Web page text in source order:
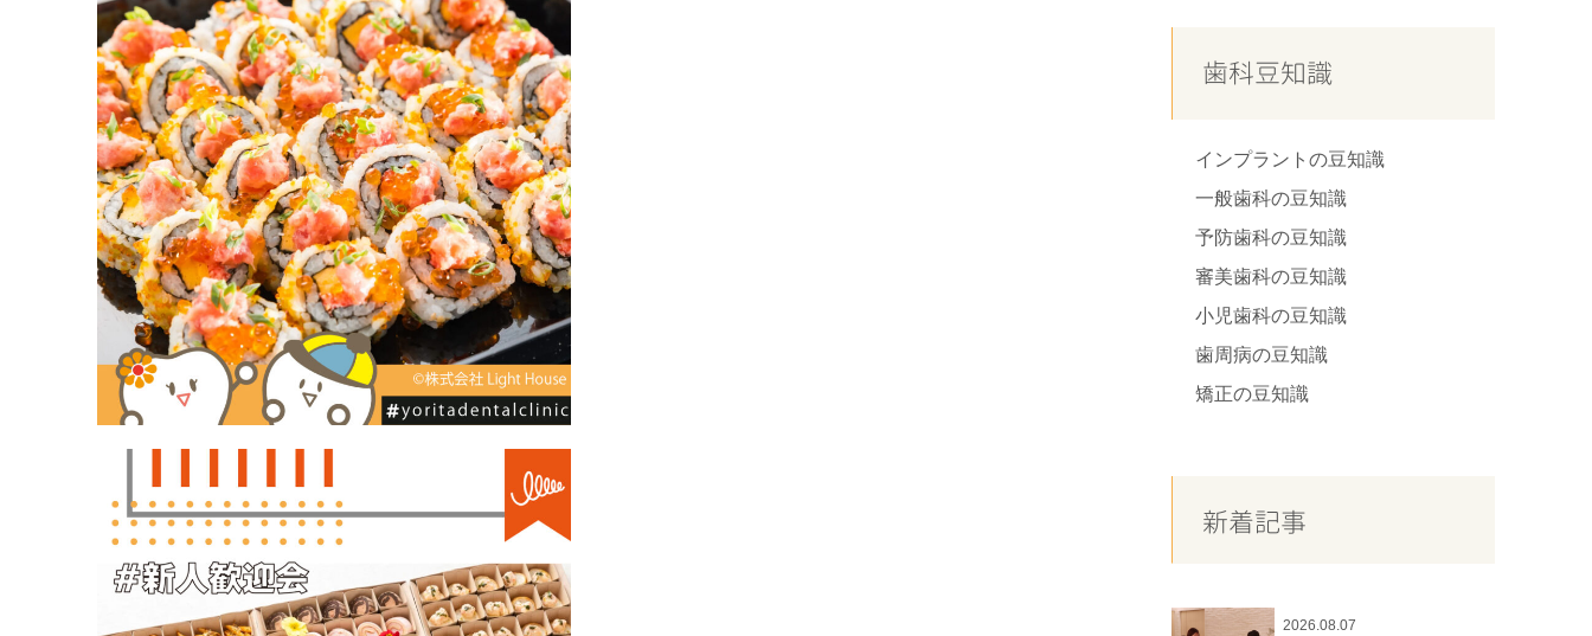
歯科豆知識
インプラントの豆知識
一般歯科の豆知識
予防歯科の豆知識
審美歯科の豆知識
小児歯科の豆知識
歯周病の豆知識
矯正の豆知識
新着記事
2026.08.07